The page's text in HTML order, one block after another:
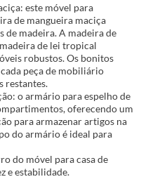
este móvel para
de mangueira maciça
de madeira. A madeira de
de lei tropical
robustos. Os bonitos
peça de mobiliário
restantes.
o armário para espelho de
oferecendo um
para armazenar artigos na
do armário é ideal para
do móvel para casa de
e estabilidade.